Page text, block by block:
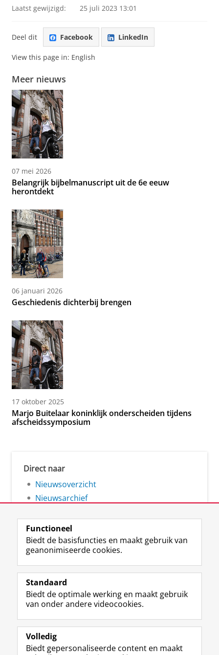
Laatst gewijzigd: 25 juli 2023 13:01
Deel dit Facebook LinkedIn
View this page in: English
Meer nieuws
07 mei 2026
Belangrijk bijbelmanuscript uit de 6e eeuw
herontdekt
06 januari 2026
Geschiedenis dichterbij brengen
17 oktober 2025
Marjo Buitelaar koninklijk onderscheiden tijdens
afscheidssymposium
Direct naar
Nieuwsoverzicht
Nieuwsarchief
Volg de RUG
F
a
e
b
o
p
L
i
k
e
I
-
R
S
-
f
e
R
I
n
t
r
m
Y
o
T
e
k
Studiekiezers
Alumni
Over ons
Functioneel
Biedt de basisfuncties en maakt gebruik van
geanonimiseerde cookies.
Standaard
Biedt de optimale werking en maakt gebruik
van onder andere videocookies.
Volledig
Biedt gepersonaliseerde content en maakt